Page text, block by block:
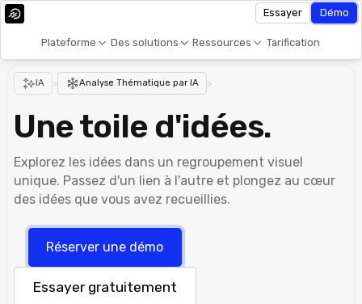
Plateforme Des solutions Ressources Tarification
Essayer Démo
IA > Analyse Thématique par IA >
Une toile d'idées.
Explorez les idées dans un regroupement visuel
unique. Passez d'un lien à l'autre et plongez au cœur
des idées que vous avez recueillies.
Réserver une démo
Essayer gratuitement